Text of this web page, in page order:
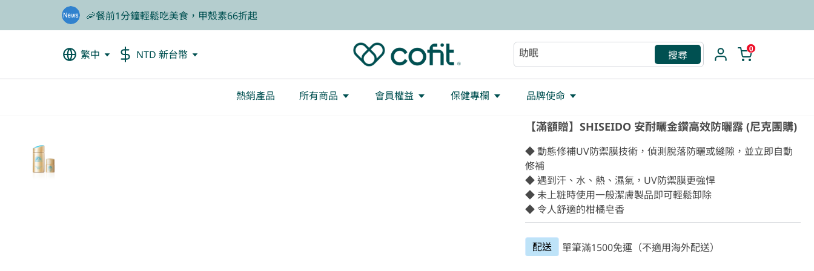
🦐餐前1分鐘輕鬆吃美食，甲殼素66折起
🎁買大餐包送蛋白飲，滿額再抽豪華住宿券
繁中 NTD 新台幣
順暢
搜尋 0
熱銷產品 所有商品 會員權益 保健專欄 品牌使命
【滿額贈】SHISEIDO 安耐曬金鑽高效防曬露 (尼克團購)
◆ 動態修補UV防禦膜技術，偵測脫落防曬或縫隙，並立即自動
修補
◆ 遇到汗、水、熱、濕氣，UV防禦膜更強悍
◆ 未上粧時使用一般潔膚製品即可輕鬆卸除
◆ 令人舒適的柑橘皂香
配送 單筆滿1500免運（不適用海外配送）